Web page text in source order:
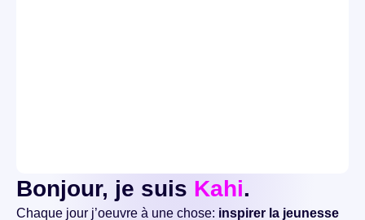
Bonjour, je suis Kahi.
Chaque jour j’oeuvre à une chose: inspirer la jeunesse